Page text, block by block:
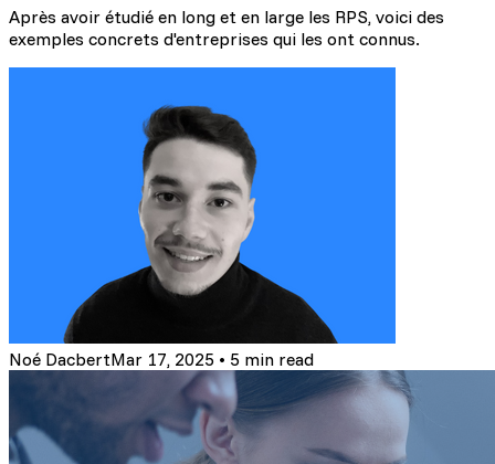
Après avoir étudié en long et en large les RPS, voici des
exemples concrets d'entreprises qui les ont connus.
Noé DacbertMar 17, 2025 • 5 min read